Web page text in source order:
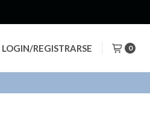
LOGIN/REGISTRARSE 0